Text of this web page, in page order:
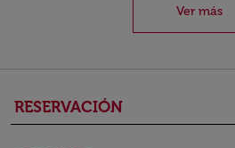
Ver más
RESERVACIÓN